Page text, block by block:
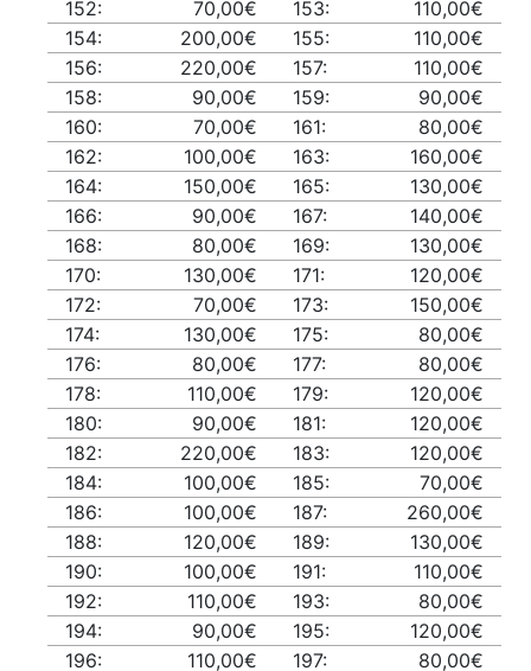
152:
70,00€ 153:
110,00€
154:
200,00€ 155:
110,00€
156:
220,00€ 157:
110,00€
158:
90,00€ 159:
90,00€
160:
70,00€ 161:
80,00€
162:
100,00€ 163:
160,00€
164:
150,00€ 165:
130,00€
166:
90,00€ 167:
140,00€
168:
80,00€ 169:
130,00€
170:
130,00€ 171:
120,00€
172:
70,00€ 173:
150,00€
174:
130,00€ 175:
80,00€
176:
80,00€ 177:
80,00€
178:
110,00€ 179:
120,00€
180:
90,00€ 181:
120,00€
182:
220,00€ 183:
120,00€
184:
100,00€ 185:
70,00€
186:
100,00€ 187:
260,00€
188:
120,00€ 189:
130,00€
190:
100,00€ 191:
110,00€
192:
110,00€ 193:
80,00€
194:
90,00€ 195:
120,00€
196:
110,00€ 197:
80,00€